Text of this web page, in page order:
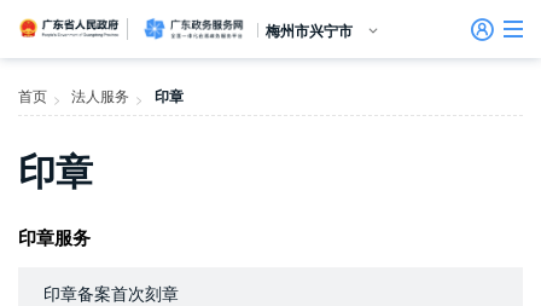
留言信箱
建言献策
信访相关法规
便民服务
百姓论坛
政府热线
网上调查
在线访谈
法律服务
领导信箱
未加载图片
政务微博
网络问政
意见征集
部门信箱
信访常见问题
信件回复
网上举报
公众监督
我要留言
广东省人民政府广东政务服务网
梅州市兴宁市
首页
首页 > 法人服务 > 印章
印章
印章服务
印章备案首次刻章